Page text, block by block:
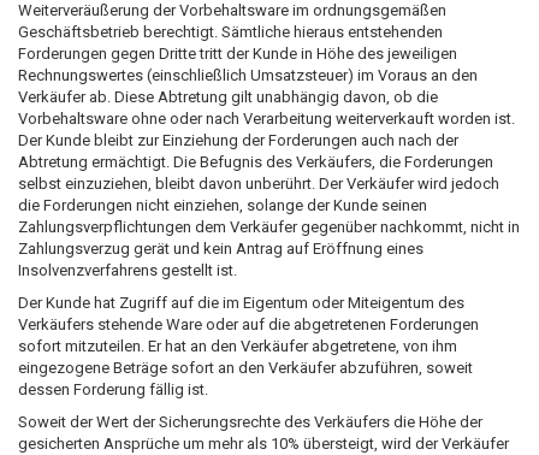
Weiterveräußerung der Vorbehaltsware im ordnungsgemäßen
Geschäftsbetrieb berechtigt. Sämtliche hieraus entstehenden
Forderungen gegen Dritte tritt der Kunde in Höhe des jeweiligen
Rechnungswertes (einschließlich Umsatzsteuer) im Voraus an den
Verkäufer ab. Diese Abtretung gilt unabhängig davon, ob die
Vorbehaltsware ohne oder nach Verarbeitung weiterverkauft worden ist.
Der Kunde bleibt zur Einziehung der Forderungen auch nach der
Abtretung ermächtigt. Die Befugnis des Verkäufers, die Forderungen
selbst einzuziehen, bleibt davon unberührt. Der Verkäufer wird jedoch
die Forderungen nicht einziehen, solange der Kunde seinen
Zahlungsverpflichtungen dem Verkäufer gegenüber nachkommt, nicht in
Zahlungsverzug gerät und kein Antrag auf Eröffnung eines
Insolvenzverfahrens gestellt ist.
Der Kunde hat Zugriff auf die im Eigentum oder Miteigentum des
Verkäufers stehende Ware oder auf die abgetretenen Forderungen
sofort mitzuteilen. Er hat an den Verkäufer abgetretene, von ihm
eingezogene Beträge sofort an den Verkäufer abzuführen, soweit
dessen Forderung fällig ist.
Soweit der Wert der Sicherungsrechte des Verkäufers die Höhe der
gesicherten Ansprüche um mehr als 10% übersteigt, wird der Verkäufer